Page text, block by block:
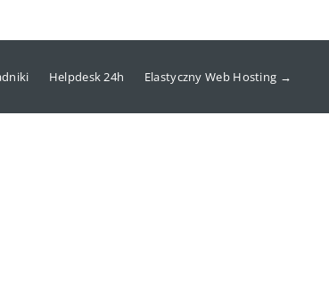
Helpdesk 24h Elastyczny Web Hosting →